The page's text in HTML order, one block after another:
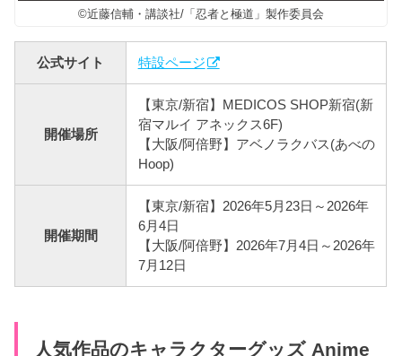
©近藤信輔・講談社/「忍者と極道」製作委員会
公式サイト 特設ページ
開催場所
【東京/新宿】MEDICOS SHOP新宿(新
宿マルイ アネックス6F)
【大阪/阿倍野】アベノラクバス(あべの
Hoop)
開催期間
【東京/新宿】2026年5月23日～2026年
6月4日
【大阪/阿倍野】2026年7月4日～2026年
7月12日
人気作品のキャラクターグッズ Anime